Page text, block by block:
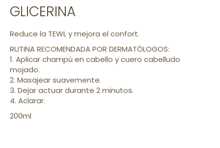
GLICERINA
Reduce la TEWL y mejora el confort.
RUTINA RECOMENDADA POR DERMATÓLOGOS:
1. Aplicar champú en cabello y cuero cabelludo
mojado.
2. Masajear suavemente.
3. Dejar actuar durante 2 minutos.
4. Aclarar.
200ml